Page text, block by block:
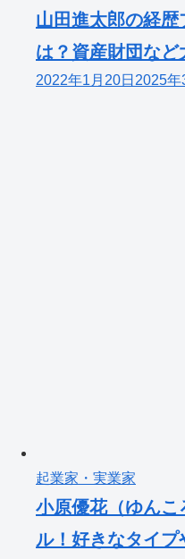
山田進太郎の経
は？資産財団など
2022年1月20日 2025年
起業家・実業家
小原優花（ゆんこ
ル！好きなタイプ